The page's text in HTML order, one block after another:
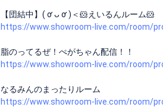
【団結中】( ơ ᴗ ơ )＜🐹えいるんルーム🐹
https://www.showroom-live.com/room/
脂のってるぜ！ぺがちゃん配信！！
https://www.showroom-live.com/room/
なるみんのまったりルーム
https://www.showroom-live.com/room/